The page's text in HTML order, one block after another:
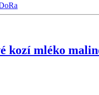
kozí mléko